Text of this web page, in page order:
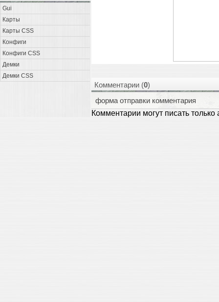
Gui
Карты
Карты CSS
Конфиги
Конфиги CSS
Демки
Демки CSS
Комментарии (0)
форма отправки комментария
Комментарии могут писать